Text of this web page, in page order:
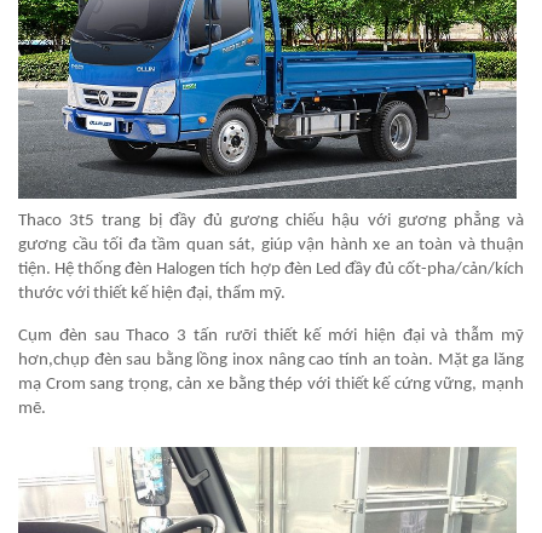
Thaco 3t5 trang bị đầy đủ gương chiếu hậu với gương phẳng và
gương cầu tối đa tầm quan sát, giúp vận hành xe an toàn và thuận
tiện. Hệ thống đèn Halogen tích hợp đèn Led đầy đủ cốt-pha/cản/kích
thước với thiết kế hiện đại, thẩm mỹ.
Cụm đèn sau Thaco 3 tấn rưỡi thiết kế mới hiện đại và thẫm mỹ
hơn,chụp đèn sau bằng lồng inox nâng cao tính an toàn. Mặt ga lăng
mạ Crom sang trọng, cản xe bằng thép với thiết kế cứng vững, mạnh
mẽ.